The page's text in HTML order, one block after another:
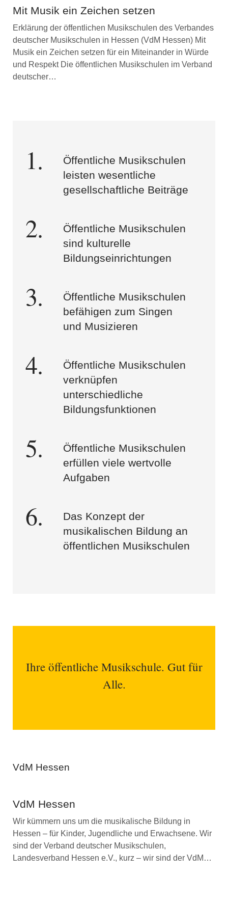
Mit Musik ein Zeichen setzen
Erklärung der öffentlichen Musikschulen des Verbandes
deutscher Musikschulen in Hessen (VdM Hessen) Mit
Musik ein Zeichen setzen für ein Miteinander in Würde
und Respekt Die öffentlichen Musikschulen im Verband
deutscher…
Öffentliche Musikschulen
leisten wesentliche
gesellschaftliche Beiträge
Öffentliche Musikschulen
sind kulturelle
Bildungseinrichtungen
Öffentliche Musikschulen
befähigen zum Singen
und Musizieren
Öffentliche Musikschulen
verknüpfen
unterschiedliche
Bildungsfunktionen
Öffentliche Musikschulen
erfüllen viele wertvolle
Aufgaben
Das Konzept der
musikalischen Bildung an
öffentlichen Musikschulen
Ihre öffentliche Musikschule. Gut für
Alle.
VdM Hessen
VdM Hessen
Wir kümmern uns um die musikalische Bildung in
Hessen – für Kinder, Jugendliche und Erwachsene. Wir
sind der Verband deutscher Musikschulen,
Landesverband Hessen e.V., kurz – wir sind der VdM…